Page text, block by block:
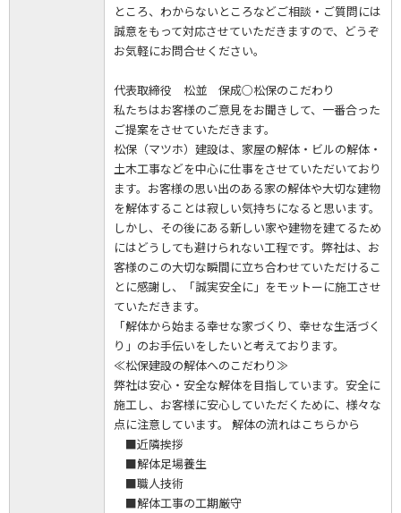
ところ、わからないところなどご相談・ご質問には
誠意をもって対応させていただきますので、どうぞ
お気軽にお問合せください。
代表取締役 松並 保成○松保のこだわり
私たちはお客様のご意見をお聞きして、一番合った
ご提案をさせていただきます。
松保（マツホ）建設は、家屋の解体・ビルの解体・
土木工事などを中心に仕事をさせていただいており
ます。お客様の思い出のある家の解体や大切な建物
を解体することは寂しい気持ちになると思います。
しかし、その後にある新しい家や建物を建てるため
にはどうしても避けられない工程です。弊社は、お
客様のこの大切な瞬間に立ち合わせていただけるこ
とに感謝し、「誠実安全に」をモットーに施工させ
ていただきます。
「解体から始まる幸せな家づくり、幸せな生活づく
り」のお手伝いをしたいと考えております。
≪松保建設の解体へのこだわり≫
弊社は安心・安全な解体を目指しています。安全に
施工し、お客様に安心していただくために、様々な
点に注意しています。 解体の流れはこちらから
■近隣挨拶
■解体足場養生
■職人技術
■解体工事の工期厳守